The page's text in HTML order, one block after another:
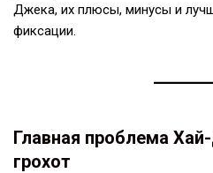
Джека, их плюсы, минусы и
фиксации.
Главная проблема
грохот